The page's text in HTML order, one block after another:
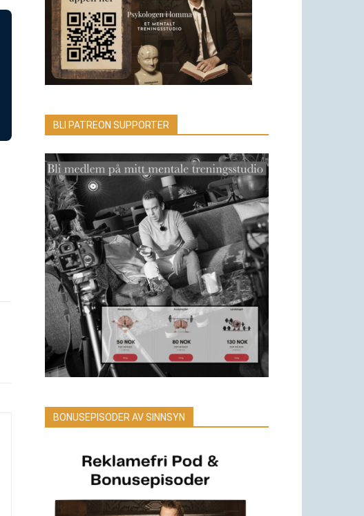
BLI PATREON SUPPORTER
BONUSEPISODER AV SINNSYN